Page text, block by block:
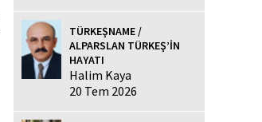
TÜRKEŞNAME /
ALPARSLAN TÜRKEŞ’İN
HAYATI
Halim Kaya
20 Tem 2026